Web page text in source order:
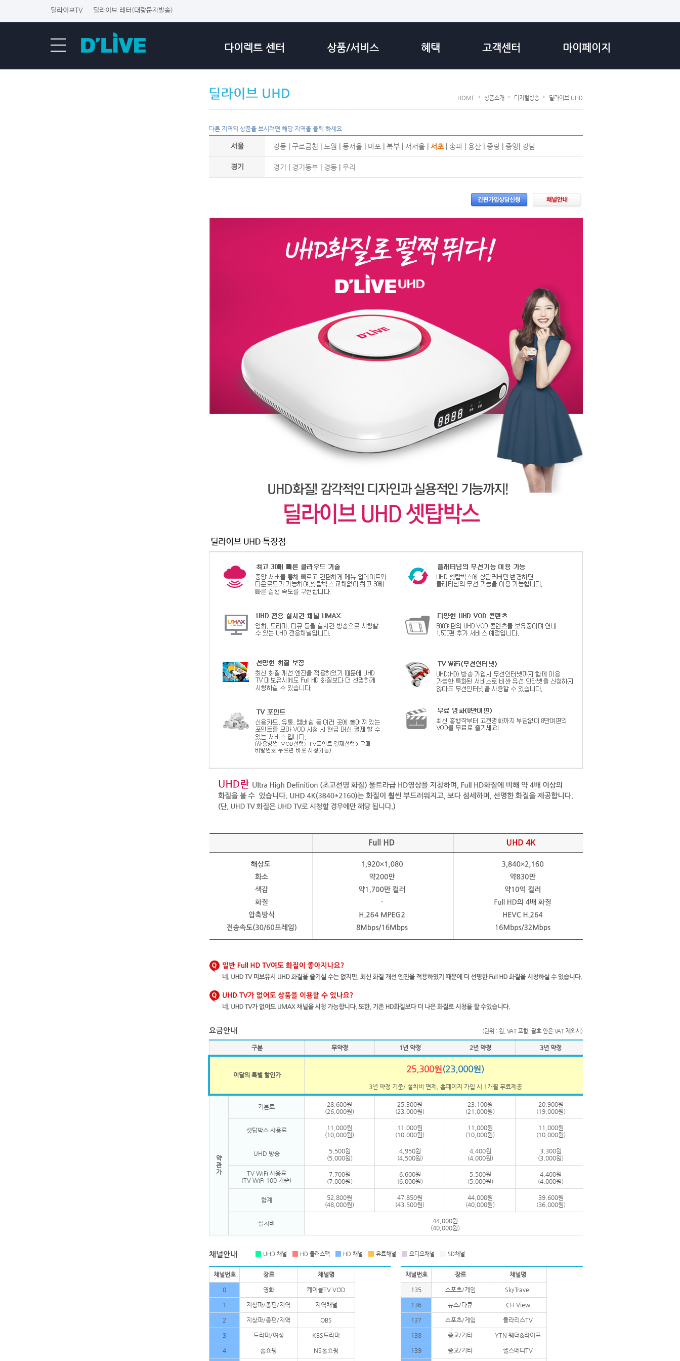
딜라이브TV 딜라이브 레터(대량문자발송)
다이렉트 센터 상품/서비스 혜택 고객센터 마이페이지
HOME 상품소개 디지털방송 딜라이브 UHD
다른 지역의 상품을 보시려면 해당 지역을 클릭 하세요.
서울 강동 구로금천 노원 동서울 마포 북부 서서울 서초| 송파 용산 중랑 중앙 강남
경기 경기 경기동부 경동 우리
(단위 : 원, VAT 포함, 괄호 안은 VAT 제외시)
구분 무약정 1년 약정 2년 약정 3년 약정
이달의 특별 할인가
25,300원(23,000원)
3년 약정 기준/ 설치비 면제, 홈페이지 가입 시 1개월 무료제공
약
관
가
기본료
28,600원
(26,000원)
25,300원
(23,000원)
23,100원
(21,000원)
20,900원
(19,000원)
셋탑박스 사용료
11,000원
(10,000원)
11,000원
(10,000원)
11,000원
(10,000원)
11,000원
(10,000원)
UHD 방송
5,500원
(5,000원)
4,950원
(4,500원)
4,400원
(4,000원)
3,300원
(3,000원)
TV WiFi 사용료
(TV WiFi 100 기준)
7,700원
(7,000원)
6,600원
(6,000원)
5,500원
(5,000원)
4,400원
(4,000원)
합계
52,800원
(48,000원)
47,850원
(43,500원)
44,000원
(40,000원)
39,600원
(36,000원)
설치비
44,000원
(40,000원)
UHD 채널 HD 플러스팩 HD 채널 유료채널 오디오채널 SD채널
채널번호 장르 채널명
0 영화 케이블TV VOD
1 지상파/종편/지역 지역채널
2 지상파/종편/지역 OBS
3 드라마/여성 KBS드라마
4 홈쇼핑 NS홈쇼핑
채널번호 장르 채널명
135 스포츠/게임 SkyTravel
136 뉴스/다큐 CH View
137 스포츠/게임 폴라리스TV
138 종교/기타 YTN 웨더&라이프
139 종교/기타 헬스메디TV